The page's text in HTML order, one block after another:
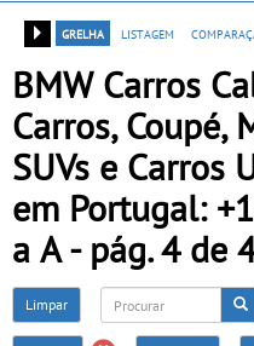
navigation
grelha
listagem
BMW Carros
Carros, Coupé,
SUVs e Carros
em Portugal:
a A - pág. 4 de
Limpar